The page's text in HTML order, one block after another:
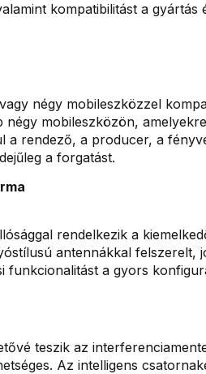
kompatibilitást a gyártás
négy mobileszközzel
négy mobileszközön,
a rendező, a producer, a
a forgatást.
rendelkezik a
antennákkal felszerelt,
funkcionalitást a gyors
teszik az
Az intelligens